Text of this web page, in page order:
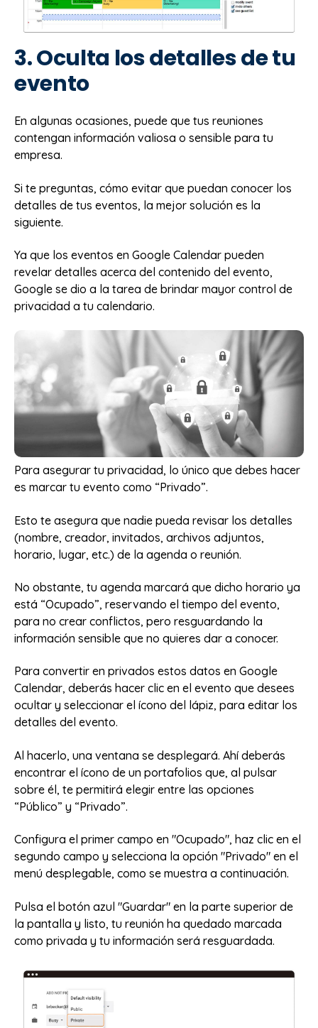
3. Oculta los detalles de tu
evento
En algunas ocasiones, puede que tus reuniones
contengan información valiosa o sensible para tu
empresa.
Si te preguntas, cómo evitar que puedan conocer los
detalles de tus eventos, la mejor solución es la
siguiente.
Ya que los eventos en Google Calendar pueden
revelar detalles acerca del contenido del evento,
Google se dio a la tarea de brindar mayor control de
privacidad a tu calendario.
Para asegurar tu privacidad, lo único que debes hacer
es marcar tu evento como “Privado”.
Esto te asegura que nadie pueda revisar los detalles
(nombre, creador, invitados, archivos adjuntos,
horario, lugar, etc.) de la agenda o reunión.
No obstante, tu agenda marcará que dicho horario ya
está “Ocupado”, reservando el tiempo del evento,
para no crear conflictos, pero resguardando la
información sensible que no quieres dar a conocer.
Para convertir en privados estos datos en Google
Calendar, deberás hacer clic en el evento que desees
ocultar y seleccionar el ícono del lápiz, para editar los
detalles del evento.
Al hacerlo, una ventana se desplegará. Ahí deberás
encontrar el ícono de un portafolios que, al pulsar
sobre él, te permitirá elegir entre las opciones
“Público” y “Privado”.
Configura el primer campo en "Ocupado", haz clic en el
segundo campo y selecciona la opción "Privado" en el
menú desplegable, como se muestra a continuación.
Pulsa el botón azul "Guardar" en la parte superior de
la pantalla y listo, tu reunión ha quedado marcada
como privada y tu información será resguardada.